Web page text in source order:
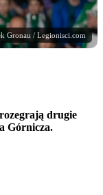
Gronau / Legionisci.com
drugie
Górnicza.